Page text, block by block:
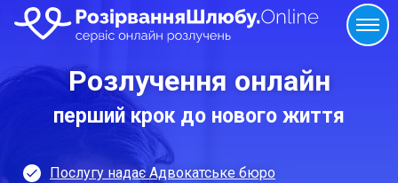
Розлучення онлайн
перший крок до нового життя
Послугу надає Адвокатське бюро